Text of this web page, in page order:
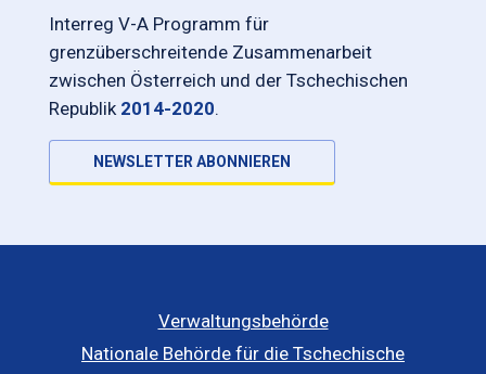
Interreg V-A Programm für
grenzüberschreitende Zusammenarbeit
zwischen Österreich und der Tschechischen
Republik 2014-2020.
NEWSLETTER ABONNIEREN
Verwaltungsbehörde
Nationale Behörde für die Tschechische